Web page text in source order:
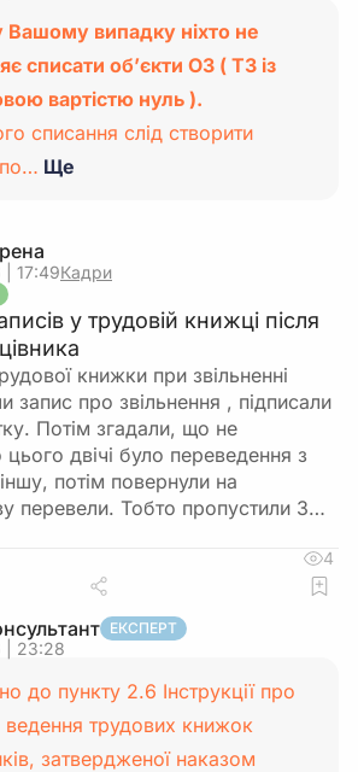
Вашому випадку ніхто не
списати об’єкти ОЗ ( ТЗ із
вартістю нуль ).
списання слід створити
Ще
17:49Кадри
у трудовій книжці після
книжки при звільненні
запис про звільнення , підписали
Потім згадали, що не
двічі було переведення з
потім повернули на
перевели. Тобто пропустили 3…
4
ЕКСПЕРТ
| 23:28
до пункту 2.6 Інструкції про
трудових книжок
затвердженої наказом